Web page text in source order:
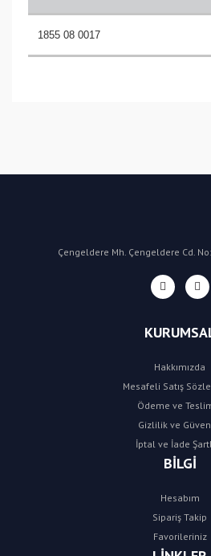
1855 08 0017
Çengeldere Mh. Çengeldere Cd.
Hakkımızda
Mesafeli Satış
Ödeme ve
Gizlilik ve
İptal ve İade
BİLGİ
Hesabım
Sipariş Takip
Favorileriniz